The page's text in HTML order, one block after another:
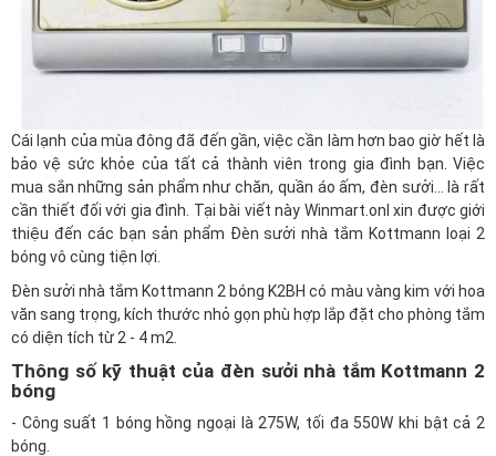
Cái lạnh của mùa đông đã đến gần, việc cần làm hơn bao giờ hết là
bảo vệ sức khỏe của tất cả thành viên trong gia đình bạn. Việc
mua sắn những sản phẩm như chăn, quần áo ấm, đèn sưởi... là rất
cần thiết đối với gia đình. Tại bài viết này Winmart.onl xin được giới
thiệu đến các bạn sản phẩm Đèn sưởi nhà tắm Kottmann loại 2
bóng vô cùng tiện lợi.
Đèn sưởi nhà tắm Kottmann 2 bóng K2BH có màu vàng kim với hoa
văn sang trọng, kích thước nhỏ gọn phù hợp lắp đặt cho phòng tắm
có diện tích từ 2 - 4 m2.
Thông số kỹ thuật của đèn sưởi nhà tắm Kottmann 2
bóng
- Công suất 1 bóng hồng ngoại là 275W, tối đa 550W khi bật cả 2
bóng.